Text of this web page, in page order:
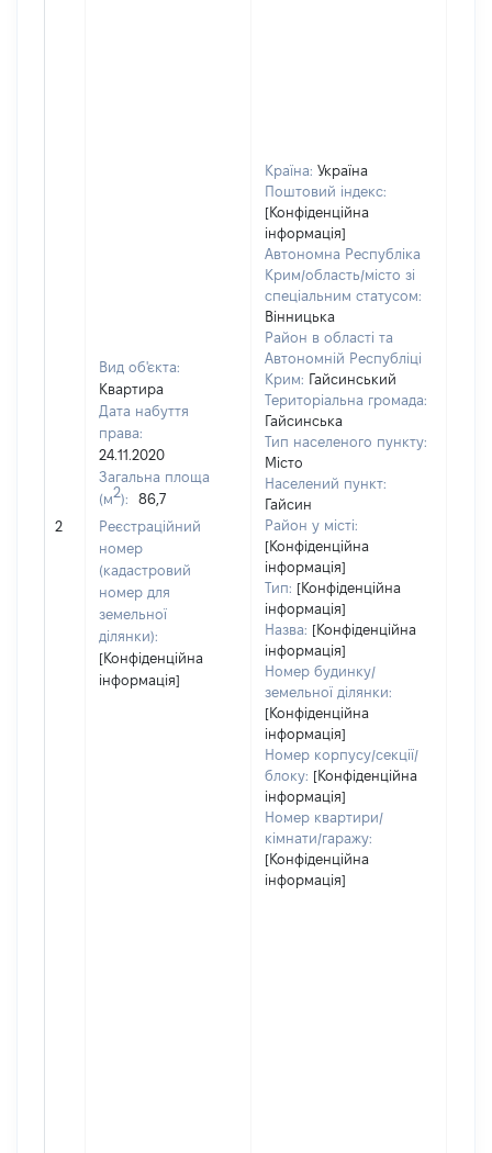
2
Вид об'єкта:
Квартира
Дата набуття
права:
24.11.2020
Загальна площа
(м2):
86,7
Реєстраційний
номер
(кадастровий
номер для
земельної
ділянки):
[Конфіденційна
інформація]
Країна: Україна
Поштовий індекс:
[Конфіденційна
інформація]
Автономна Республіка
Крим/область/місто зі
спеціальним статусом:
Вінницька
Район в області та
Автономній Республіці
Крим: Гайсинський
Територіальна громада:
Гайсинська
Тип населеного пункту:
Місто
Населений пункт:
Гайсин
Район у місті:
[Конфіденційна
інформація]
Тип: [Конфіденційна
інформація]
Назва: [Конфіденційна
інформація]
Номер будинку/
земельної ділянки:
[Конфіденційна
інформація]
Номер корпусу/секції/
блоку: [Конфіденційна
інформація]
Номер квартири/
кімнати/гаражу:
[Конфіденційна
інформація]